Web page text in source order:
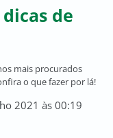
de
mais procurados
o que fazer por lá!
2021 às 00:19